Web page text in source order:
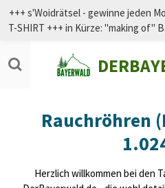
Zum
Hauptinhalt
+++ s'Woidrätsel - gewinne jeden
T-SHIRT +++ in Kürze: "making of"
Rauchröhren
Herzlich willkommen bei den